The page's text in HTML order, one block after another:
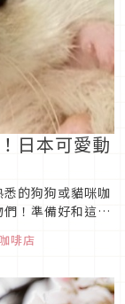
日本可愛動
的狗狗或貓咪咖
！準備好和這些
咖啡店